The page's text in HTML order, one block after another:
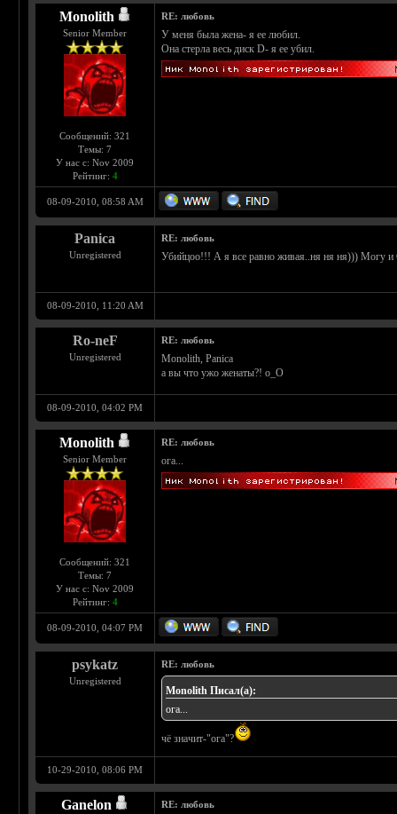
Monolith
Senior Member
Сообщений: 321
Темы: 7
У нас с: Nov 2009
Рейтинг: 4
RE: любовь
У меня была жена- я ее любил.
Она стерла весь диск D- я ее убил.
08-09-2010, 08:58 AM
Panica
Unregistered
RE: любовь
Убийцоо!!! А я все равно живая..ня ня ня))) Могу и
08-09-2010, 11:20 AM
Ro-neF
Unregistered
RE: любовь
Monolith, Panica
а вы что ужо женаты?! о_О
08-09-2010, 04:02 PM
Monolith
Senior Member
Сообщений: 321
Темы: 7
У нас с: Nov 2009
Рейтинг: 4
RE: любовь
ога...
08-09-2010, 04:07 PM
psykatz
Unregistered
RE: любовь
Monolith Писал(а):
ога...
чё значит-"ога"?
10-29-2010, 08:06 PM
Ganelon RE: любовь